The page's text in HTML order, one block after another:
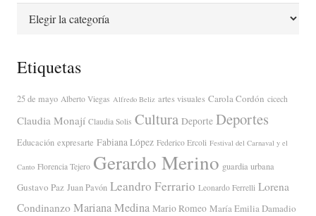
Etiquetas
25 de mayo Alberto Viegas Alfredo Beliz artes visuales Carola Cordón cicech
Claudia Monají Claudia Solis Cultura Deporte Deportes
Educación expresarte Fabiana López Federico Ercoli Festival del Carnaval y el
Canto Florencia Tejero Gerardo Merino guardia urbana
Gustavo Paz Juan Pavón Leandro Ferrario Leonardo Ferrelli Lorena
Condinanzo Mariana Medina Mario Romeo María Emilia Damadio